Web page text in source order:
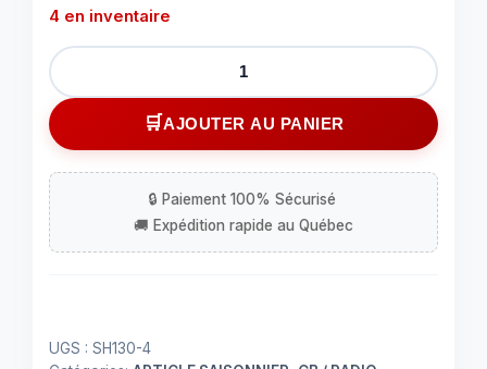
4 en inventaire
quantité
de
Ensemble
de
radio
cb
de
AJOUTER AU PANIER
UGS : SH130-4